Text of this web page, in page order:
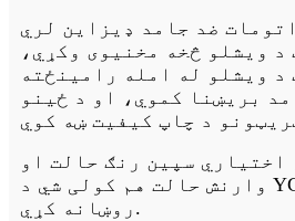
ضد جامد ډیزاین لري
د ویشلو څخه مخنیوی وکړي،
د ویشلو له امله رامینځته
بریښنا کموي، او د ځینو
اختیاري سپین رنګ حالت او
وارنش حالت هم کولی شي د YC2030L ملټي فنکشن
روښانه کړي.